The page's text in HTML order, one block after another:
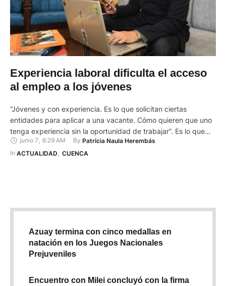
Experiencia laboral dificulta el acceso
al empleo a los jóvenes
“Jóvenes y con experiencia. Es lo que solicitan ciertas
entidades para aplicar a una vacante. Cómo quieren que uno
tenga experiencia sin la oportunidad de trabajar”. Es lo que
asevera Luis Loyola, de 24 años y Licenciado en
Comunicación Social. Aunque actualmente labora en el
junio 7, 6:29 AM By Patricia Naula Herembás
In ACTUALIDAD CUENCA
Azuay termina con cinco medallas en
natación en los Juegos Nacionales
Prejuveniles
Encuentro con Milei concluyó con la firma